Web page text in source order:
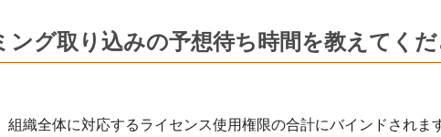
ング取り込みの予想待ち時間を教えてく
織全体に対応するライセンス使用権限の合計にバインドされ